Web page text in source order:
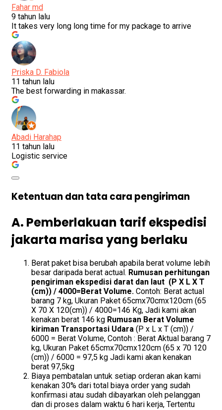
Fahar md
9 tahun lalu
It takes very long long time for my package to arrive
Priska D. Fabiola
11 tahun lalu
The best forwarding in makassar.
Abadi Harahap
11 tahun lalu
Logistic service
Ketentuan dan tata cara pengiriman
A. Pemberlakuan tarif ekspedisi
jakarta marisa yang berlaku
Berat paket bisa berubah apabila berat volume lebih
besar daripada berat actual. Rumusan perhitungan
pengiriman ekspedisi darat dan laut (P X L X T
(cm)) / 4000=Berat Volume. Contoh: Berat actual
barang 7 kg, Ukuran Paket 65cmx70cmx120cm (65
X 70 X 120(cm)) / 4000=146 Kg, Jadi kami akan
kenakan berat 146 kg Rumusan Berat Volume
kiriman Transportasi Udara (P x L x T (cm)) /
6000 = Berat Volume, Contoh : Berat Aktual barang 7
kg, Ukuran Paket 65cmx70cmx120cm (65 x 70 120
(cm)) / 6000 = 97,5 kg Jadi kami akan kenakan
berat 97,5kg
Biaya pembatalan untuk setiap orderan akan kami
kenakan 30% dari total biaya order yang sudah
konfirmasi atau sudah dibayarkan oleh pelanggan
dan di proses dalam waktu 6 hari kerja, Tertentu